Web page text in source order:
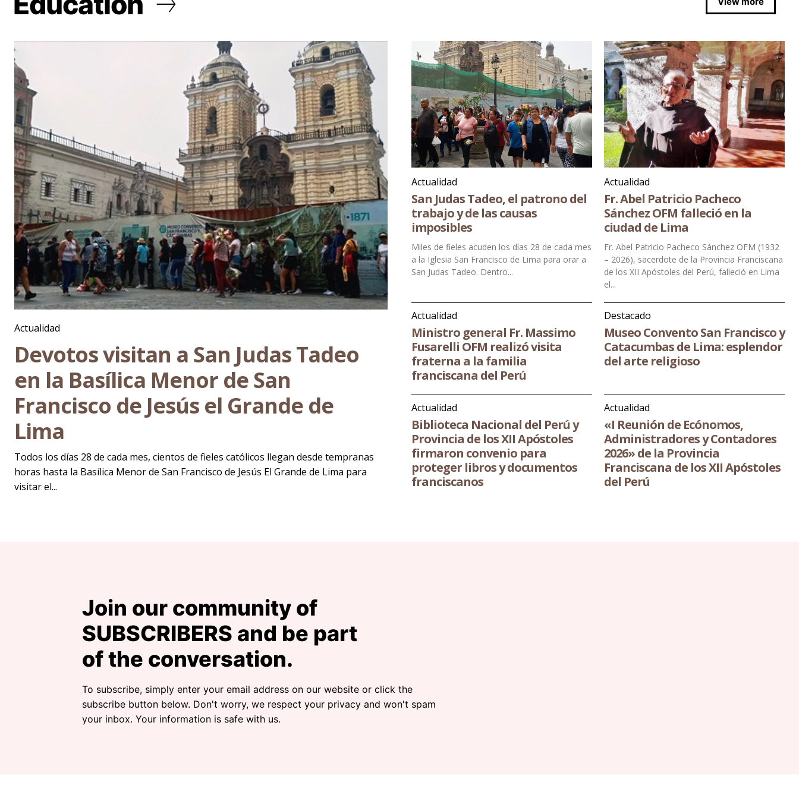
Actualidad
Devotos visitan a San Judas Tadeo
en la Basílica Menor de San
Francisco de Jesús el Grande de
Lima
Todos los días 28 de cada mes, cientos de fieles católicos llegan desde tempranas
horas hasta la Basílica Menor de San Francisco de Jesús El Grande de Lima para
visitar el...
Actualidad
San Judas Tadeo, el patrono del
trabajo y de las causas
imposibles
Miles de fieles acuden los días 28 de cada mes
a la Iglesia San Francisco de Lima para orar a
San Judas Tadeo. Dentro...
Actualidad
Fr. Abel Patricio Pacheco
Sánchez OFM falleció en la
ciudad de Lima
Fr. Abel Patricio Pacheco Sánchez OFM (1932
– 2026), sacerdote de la Provincia Franciscana
de los XII Apóstoles del Perú, falleció en Lima
el...
Actualidad
Ministro general Fr. Massimo
Fusarelli OFM realizó visita
fraterna a la familia
franciscana del Perú
Destacado
Museo Convento San Francisco y
Catacumbas de Lima: esplendor
del arte religioso
Actualidad
Biblioteca Nacional del Perú y
Provincia de los XII Apóstoles
firmaron convenio para
proteger libros y documentos
franciscanos
Actualidad
«I Reunión de Ecónomos,
Administradores y Contadores
2026» de la Provincia
Franciscana de los XII Apóstoles
del Perú
Join our community of
SUBSCRIBERS and be part
of the conversation.
To subscribe, simply enter your email address on our website or click the
subscribe button below. Don't worry, we respect your privacy and won't spam
your inbox. Your information is safe with us.